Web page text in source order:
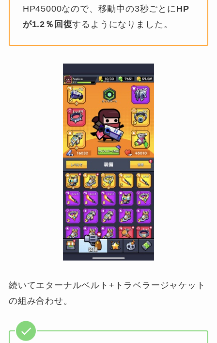
HP45000なので、移動中の3秒ごとに HP
が1.2％回復するようになりました。
続いてエターナルベルト+トラベラージャケット
の組み合わせ。